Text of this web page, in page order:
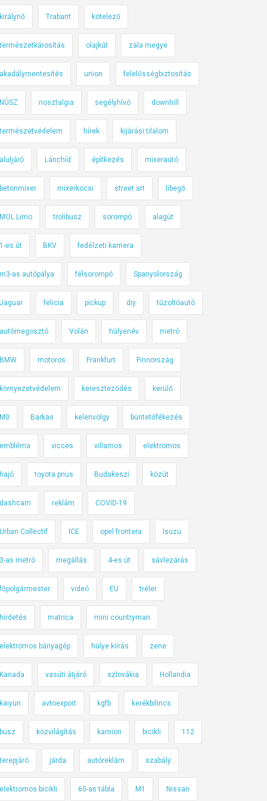
királynő Trabant kötelező
természetkárosítás olajkút zala megye
akadálymentesítés union felelősségbiztosítás
NÚSZ nosztalgia segélyhívó downhill
természetvédelem hírek kijárási tilalom
aluljáró Lánchíd építkezés mixerautó
betonmixer mixerkocsi street art libegő
MOL Limo trolibusz sorompó alagút
1-es út BKV fedélzeti kamera
m3-as autópálya félsorompó Spanyolország
Jaguar felicia pickup diy tűzoltóautó
autómegosztó Volán hülyenév metró
BMW motoros Frankfurt Finnország
környezetvédelem kereszteződés kerülő
M0 Barkas kelenvölgy büntetőfékezés
embléma vicces villamos elektromos
hajó toyota prius Budakeszi közút
dashcam reklám COVID-19
Urban Collëctif ICE opel frontera Isuzu
3-as metró megállás 4-es út sávlezárás
főpolgármester videó EU tréler
hirdetés matrica mini countryman
elektromos bányagép hülye kiírás zene
Kanada vasúti átjáró szlovákia Hollandia
kaiyun avtoexport kgfb kerékbilincs
busz közvilágítás kamion bicikli 112
terepjáró járda autóreklám szabály
elektromos bicikli 60-as tábla M1 Nissan